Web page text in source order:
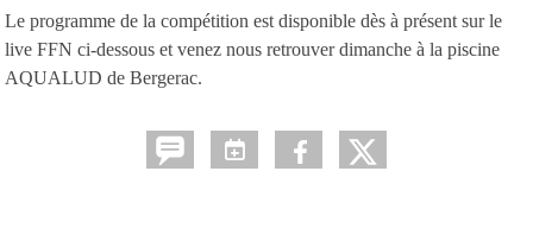
Le programme de la compétition est disponible dès à présent sur le
live FFN ci-dessous et venez nous retrouver dimanche à la piscine
AQUALUD de Bergerac.